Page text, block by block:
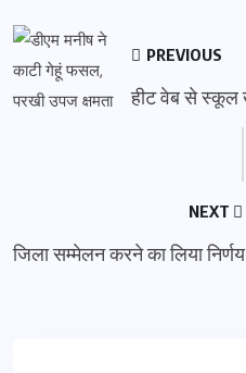
PREVIOUS
हीट वेब से
NEXT
जिला सम्मेलन करने का लिया निर्णय